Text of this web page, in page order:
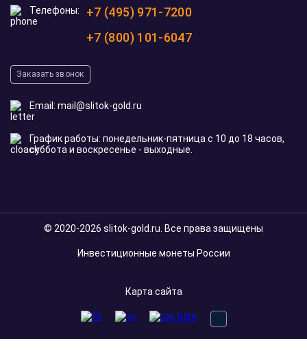
Телефоны:
+7 (495) 971-7200
+7 (800) 101-6047
Заказать звонок
Email: mail@slitok-gold.ru
График работы: понедельник-пятница с 10 до 18 часов,
суббота и воскресенье - выходные.
© 2020-2026 slitok-gold.ru. Все права защищены
Инвестиционные монеты России
Карта сайта